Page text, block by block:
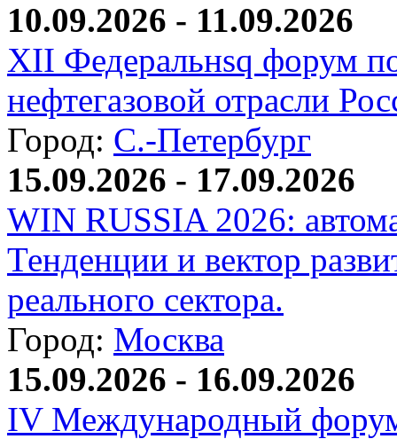
10.09.2026 - 11.09.2026
XII Федеральнsq форум
нефтегазовой отрасли
Город: С.-Петербург
15.09.2026 - 17.09.2026
WIN RUSSIA 2026:
Тенденции и вектор
реального сектора.
Город: Москва
15.09.2026 - 16.09.2026
IV Международный